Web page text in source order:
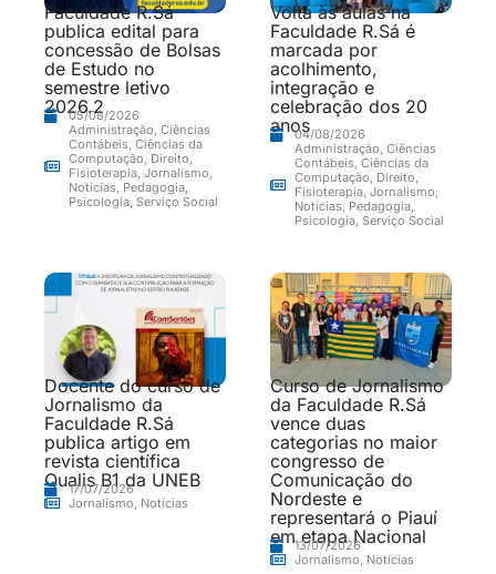
Faculdade R.Sá
publica edital para
concessão de Bolsas
de Estudo no
semestre letivo
2026.2
05/08/2026
Administração, Ciências
Contábeis, Ciências da
Computação, Direito,
Fisioterapia, Jornalismo,
Notícias, Pedagogia,
Psicologia, Serviço Social
Volta às aulas na
Faculdade R.Sá é
marcada por
acolhimento,
integração e
celebração dos 20
anos04/08/2026
Administração, Ciências
Contábeis, Ciências da
Computação, Direito,
Fisioterapia, Jornalismo,
Notícias, Pedagogia,
Psicologia, Serviço Social
Docente do curso de
Jornalismo da
Faculdade R.Sá
publica artigo em
revista científica
Qualis B1 da UNEB
17/07/2026
Jornalismo, Notícias
Curso de Jornalismo
da Faculdade R.Sá
vence duas
categorias no maior
congresso de
Comunicação do
Nordeste e
representará o Piauí
em etapa Nacional
13/07/2026
Jornalismo, Notícias